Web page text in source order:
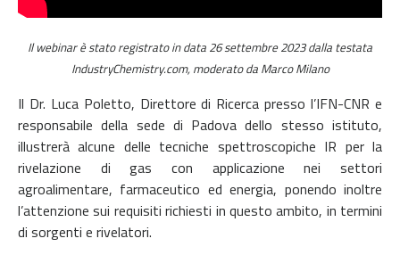
Il webinar è stato registrato in data 26 settembre 2023 dalla testata
IndustryChemistry.com, moderato da Marco Milano
Il Dr. Luca Poletto, Direttore di Ricerca presso l’IFN-CNR e
responsabile della sede di Padova dello stesso istituto,
illustrerà alcune delle tecniche spettroscopiche IR per la
rivelazione di gas con applicazione nei settori
agroalimentare, farmaceutico ed energia, ponendo inoltre
l’attenzione sui requisiti richiesti in questo ambito, in termini
di sorgenti e rivelatori.